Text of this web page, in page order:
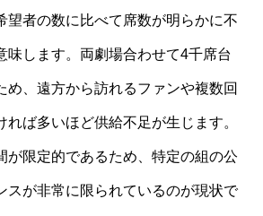
望者の数に比べて席数が明らかに不
味します。両劇場合わせて4千席台
め、遠方から訪れるファンや複数回
れば多いほど供給不足が生じます。
が限定的であるため、特定の組の公
スが非常に限られているのが現状で